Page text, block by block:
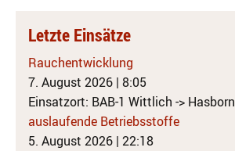
Letzte Einsätze
Rauchentwicklung
7. August 2026 | 8:05
Einsatzort: BAB-1 Wittlich -> Hasborn
auslaufende Betriebsstoffe
5. August 2026 | 22:18